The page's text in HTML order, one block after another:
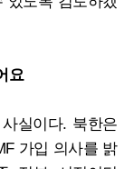
요
실이다. 북한은
가입 의사를 밝